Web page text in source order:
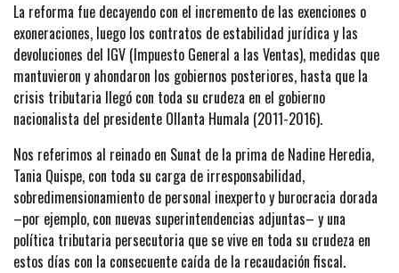
La reforma fue decayendo con el incremento de las exenciones o
exoneraciones, luego los contratos de estabilidad jurídica y las
devoluciones del IGV (Impuesto General a las Ventas), medidas que
mantuvieron y ahondaron los gobiernos posteriores, hasta que la
crisis tributaria llegó con toda su crudeza en el gobierno
nacionalista del presidente Ollanta Humala (2011-2016).
Nos referimos al reinado en Sunat de la prima de Nadine Heredia,
Tania Quispe, con toda su carga de irresponsabilidad,
sobredimensionamiento de personal inexperto y burocracia dorada
–por ejemplo, con nuevas superintendencias adjuntas– y una
política tributaria persecutoria que se vive en toda su crudeza en
estos días con la consecuente caída de la recaudación fiscal.